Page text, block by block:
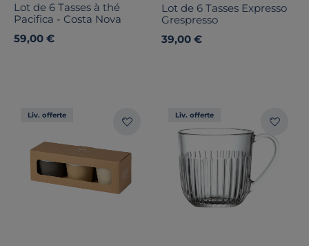
Lot de 6 Tasses à thé
Pacifica - Costa Nova
59,00 €
Lot de 6 Tasses Expresso
Grespresso
39,00 €
Liv. offerte Liv. offerte